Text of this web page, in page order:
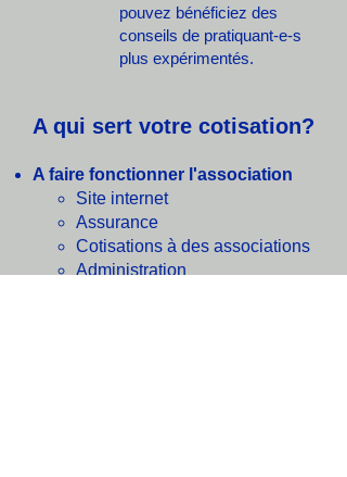
pouvez bénéficiez des
conseils de pratiquant-e-s
plus expérimentés.
A qui sert votre cotisation?
A faire fonctionner l'association
Site internet
Assurance
Cotisations à des associations
Administration